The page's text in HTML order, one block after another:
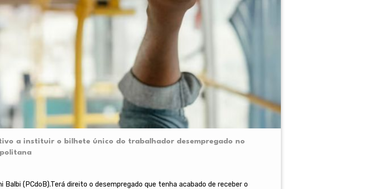
a instituir o bilhete único do trabalhador desempregado no
(PCdoB).Terá direito o desempregado que tenha acabado de receber o